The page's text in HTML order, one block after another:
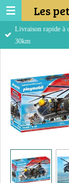
Passer
au
contenu
Les
Livraison rapide à
30km